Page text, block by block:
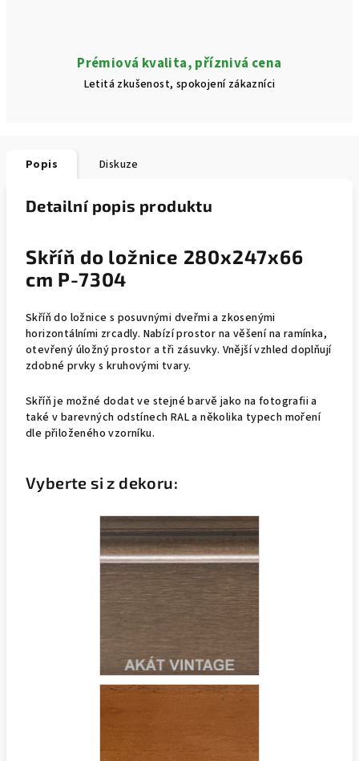
Prémiová kvalita, příznivá cena
Letitá zkušenost, spokojení zákazníci
Popis Diskuze
Detailní popis produktu
Skříň do ložnice 280x247x66
cm P-7304
Skříň do ložnice s posuvnými dveřmi a zkosenými
horizontálními zrcadly. Nabízí prostor na věšení na ramínka,
otevřený úložný prostor a tři zásuvky. Vnější vzhled doplňují
zdobné prvky s kruhovými tvary.
Skříň je možné dodat ve stejné barvě jako na fotografii a
také v barevných odstínech RAL a několika typech moření
dle přiloženého vzorníku.
Vyberte si z dekoru: